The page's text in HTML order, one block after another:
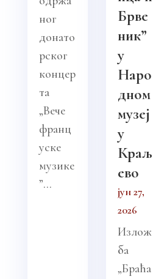
ног
донато
рског
концер
та
„Вече
франц
уске
музике
”...
Брве
ник”
у
Наро
дном
музеј
у
Краљ
ево
јун 27,
2026
Излож
ба
„Браћа